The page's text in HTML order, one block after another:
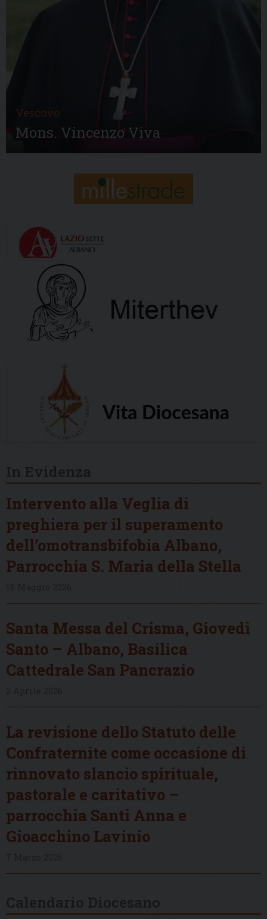
Vescovo
Mons. Vincenzo Viva
Intervento alla Veglia di
preghiera per il superamento
dell’omotransbifobia Albano,
Parrocchia S. Maria della Stella
Santa Messa del Crisma, Giovedì
Santo – Albano, Basilica
Cattedrale San Pancrazio
La revisione dello Statuto delle
Confraternite come occasione di
rinnovato slancio spirituale,
pastorale e caritativo –
parrocchia Santi Anna e
Gioacchino Lavinio